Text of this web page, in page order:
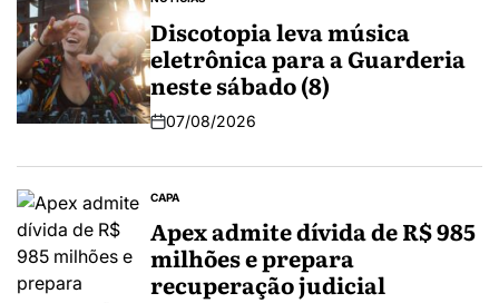
Discotopia leva música
eletrônica para a Guarderia
neste sábado (8)
07/08/2026
CAPA
Apex admite dívida de R$ 985
milhões e prepara
recuperação judicial